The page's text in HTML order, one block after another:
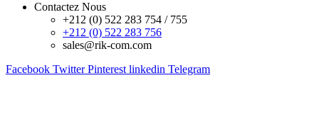
Contactez Nous
+212 (0) 522 283 754 / 755
+212 (0) 522 283 756
sales@rik-com.com
Facebook Twitter Pinterest linkedin Telegram